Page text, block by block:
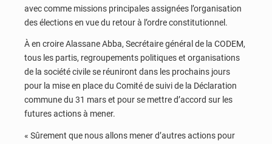
avec comme missions principales assignées l’organisation
des élections en vue du retour à l’ordre constitutionnel.
À en croire Alassane Abba, Secrétaire général de la CODEM,
tous les partis, regroupements politiques et organisations
de la société civile se réuniront dans les prochains jours
pour la mise en place du Comité de suivi de la Déclaration
commune du 31 mars et pour se mettre d’accord sur les
futures actions à mener.
« Sûrement que nous allons mener d’autres actions pour